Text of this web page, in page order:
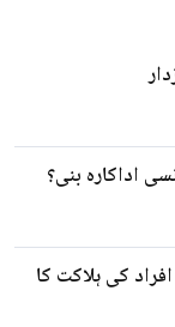
اداکارہ بنی؟
یوکرین: ماریوپول تھیٹر پر روسی بمباری، 300 افراد کی ہلاکت کا